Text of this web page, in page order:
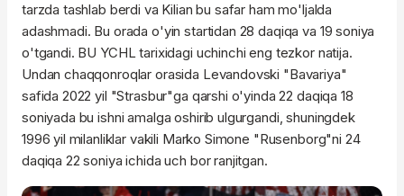
tarzda tashlab berdi va Kilian bu safar ham mo'ljalda
adashmadi. Bu orada o'yin startidan 28 daqiqa va 19 soniya
o'tgandi. BU YCHL tarixidagi uchinchi eng tezkor natija.
Undan chaqqonroqlar orasida Levandovski "Bavariya"
safida 2022 yil "Strasbur"ga qarshi o'yinda 22 daqiqa 18
soniyada bu ishni amalga oshirib ulgurgandi, shuningdek
1996 yil milanliklar vakili Marko Simone "Rusenborg"ni 24
daqiqa 22 soniya ichida uch bor ranjitgan.